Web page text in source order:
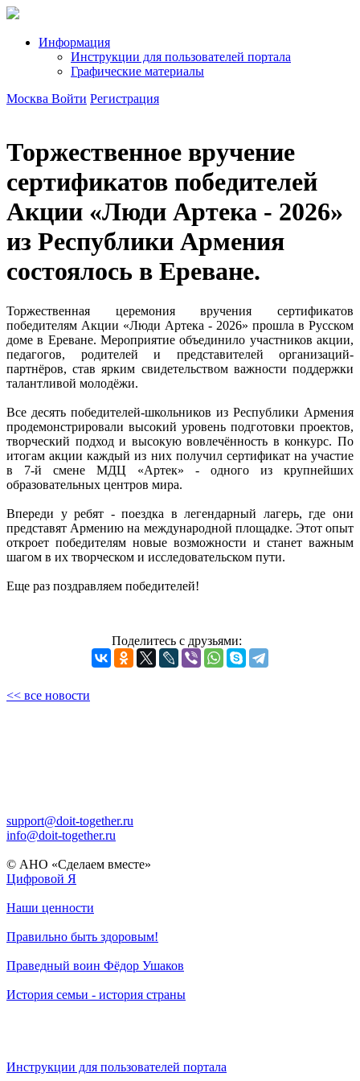
Информация
Инструкции для пользователей портала
Графические материалы
Москва Войти Регистрация
Торжественное вручение
сертификатов победителей
Акции «Люди Артека - 2026»
из Республики Армения
состоялось в Ереване.
Торжественная церемония вручения сертификатов
победителям Акции «Люди Артека - 2026» прошла в Русском
доме в Ереване. Мероприятие объединило участников акции,
педагогов, родителей и представителей организаций-
партнёров, став ярким свидетельством важности поддержки
талантливой молодёжи.
Все десять победителей-школьников из Республики Армения
продемонстрировали высокий уровень подготовки проектов,
творческий подход и высокую вовлечённость в конкурс. По
итогам акции каждый из них получил сертификат на участие
в 7-й смене МДЦ «Артек» - одного из крупнейших
образовательных центров мира.
Впереди у ребят - поездка в легендарный лагерь, где они
представят Армению на международной площадке. Этот опыт
откроет победителям новые возможности и станет важным
шагом в их творческом и исследовательском пути.
Еще раз поздравляем победителей!
Поделитесь с друзьями:
<< все новости
support@doit-together.ru
info@doit-together.ru
© АНО «Сделаем вместе»
Цифровой Я
Наши ценности
Правильно быть здоровым!
Праведный воин Фёдор Ушаков
История семьи - история страны
Инструкции для пользователей портала